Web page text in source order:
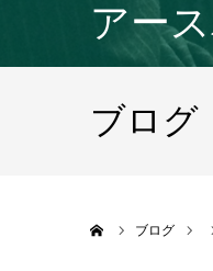
アー
ブログ
ブログ